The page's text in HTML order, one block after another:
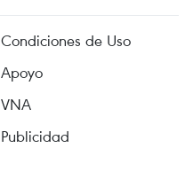
Condiciones de Uso
Apoyo
VNA
Publicidad